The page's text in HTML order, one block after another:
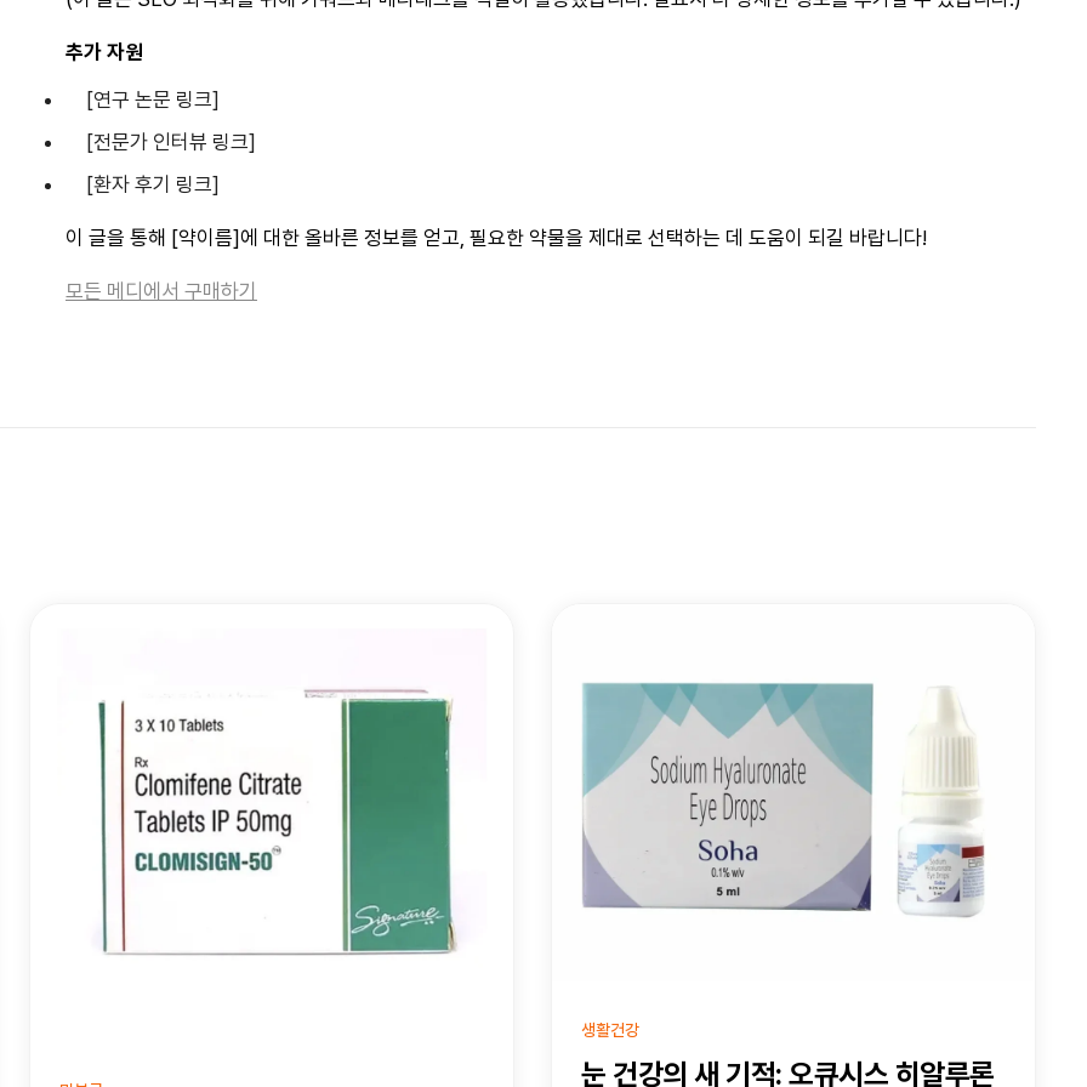
추가 자원
[연구 논문 링크]
[전문가 인터뷰 링크]
[환자 후기 링크]
이 글을 통해 [약이름]에 대한 올바른 정보를 얻고, 필요한 약물을 제대로 선택하는 데 도움이 되길 바랍니다!
모든 메디에서 구매하기
생활건강
눈 건강의 새 기적: 오큐시스 히알루론